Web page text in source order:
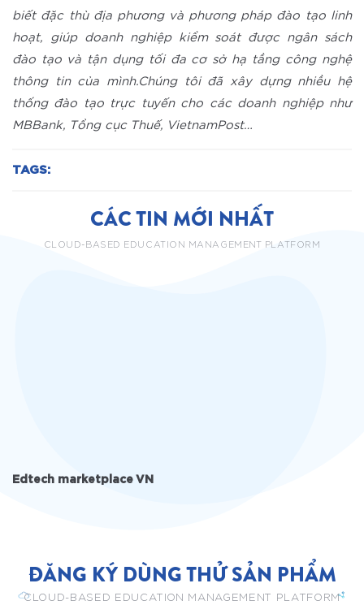
biết đặc thù địa phương và phương pháp đào tạo linh
hoạt, giúp doanh nghiệp kiểm soát được ngân sách
đào tạo và tận dụng tối đa cơ sở hạ tầng công nghệ
thông tin của mình.Chúng tôi đã xây dựng nhiều hệ
thống đào tạo trực tuyến cho các doanh nghiệp như
MBBank, Tổng cục Thuế, VietnamPost…
TAGS:
CÁC TIN MỚI NHẤT
CLOUD-BASED EDUCATION MANAGEMENT PLATFORM
Edtech marketplace VN
ĐĂNG KÝ DÙNG THỬ SẢN PHẨM
CLOUD-BASED EDUCATION MANAGEMENT PLATFORM